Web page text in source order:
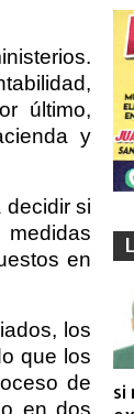
último,
y
decidir si
en
los
que los
de
si